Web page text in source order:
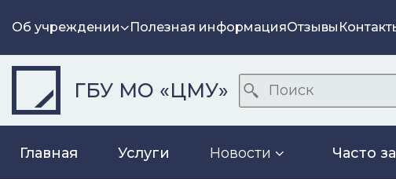
Об учреждении Полезная информацияОтзывы
ГБУ МО «ЦМУ»
Главная Услуги Новости Часто